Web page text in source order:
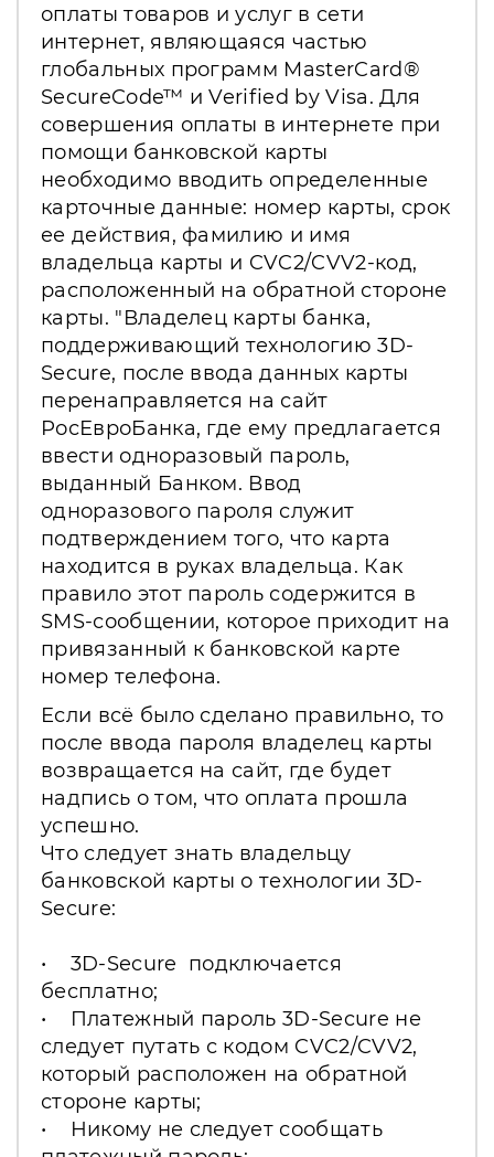
оплаты товаров и услуг в сети
интернет, являющаяся частью
глобальных программ MasterCard®
SecureCode™ и Verified by Visa. Для
совершения оплаты в интернете при
помощи банковской карты
необходимо вводить определенные
карточные данные: номер карты, срок
ее действия, фамилию и имя
владельца карты и CVC2/CVV2-код,
расположенный на обратной стороне
карты. "Владелец карты банка,
поддерживающий технологию 3D-
Secure, после ввода данных карты
перенаправляется на сайт
РосЕвроБанка, где ему предлагается
ввести одноразовый пароль,
выданный Банком. Ввод
одноразового пароля служит
подтверждением того, что карта
находится в руках владельца. Как
правило этот пароль содержится в
SMS-сообщении, которое приходит на
привязанный к банковской карте
номер телефона.
Если всё было сделано правильно, то
после ввода пароля владелец карты
возвращается на сайт, где будет
надпись о том, что оплата прошла
успешно.
Что следует знать владельцу
банковской карты о технологии 3D-
Secure:
• 3D-Secure подключается
бесплатно;
• Платежный пароль 3D-Secure не
следует путать с кодом CVC2/CVV2,
который расположен на обратной
стороне карты;
• Никому не следует сообщать